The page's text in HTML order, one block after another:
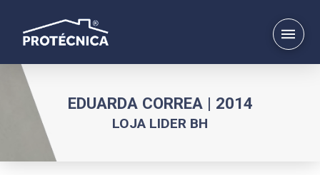
EDUARDA CORREA | 2014
LOJA LIDER BH